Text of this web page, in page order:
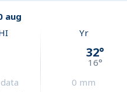
aug
Yr
32°
16°
0 mm